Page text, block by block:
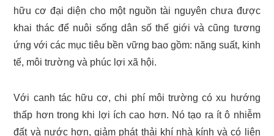
hữu cơ đại diện cho một nguồn tài nguyên chưa được
khai thác để nuôi sống dân số thế giới và cũng tương
ứng với các mục tiêu bền vững bao gồm: năng suất, kinh
tế, môi trường và phúc lợi xã hội.
Với canh tác hữu cơ, chi phí môi trường có xu hướng
thấp hơn trong khi lợi ích cao hơn. Nó tạo ra ít ô nhiễm
đất và nước hơn, giảm phát thải khí nhà kính và có liên